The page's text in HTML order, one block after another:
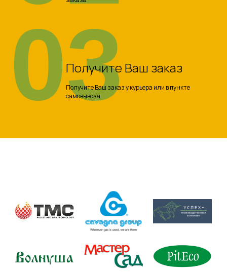
Получите Ваш заказ
Получите Ваш заказ у курьера или в пункте
самовывоза
03